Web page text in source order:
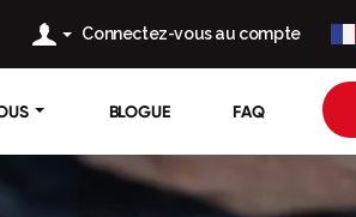
Connectez-vous au compte
BLOGUE FAQ